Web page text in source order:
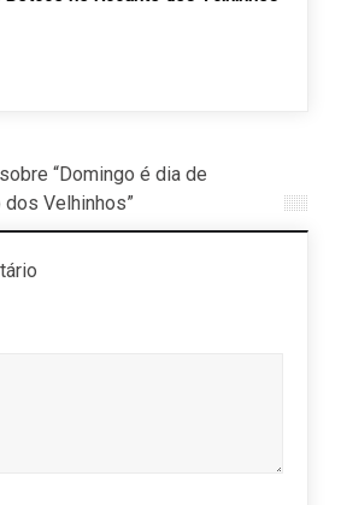
“Domingo é dia de
Velhinhos”